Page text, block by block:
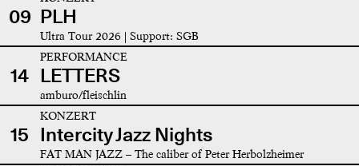
09 PLH
Ultra Tour 2026 | Support: SGB
14
PERFORMANCE
LETTERS
amburo/fleischlin
15
KONZERT
Intercity Jazz Nights
FAT MAN JAZZ – The caliber of Peter Herbolzheimer